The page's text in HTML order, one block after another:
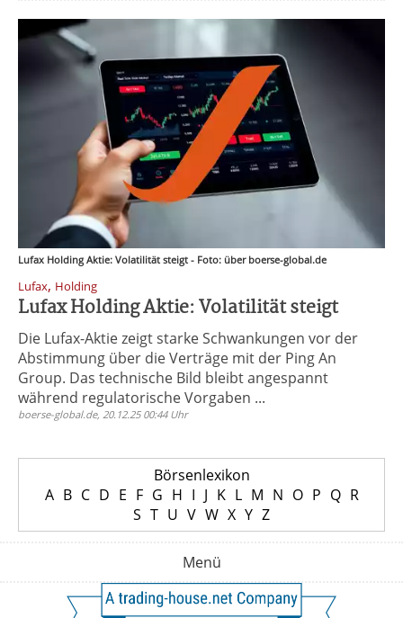
Lufax Holding Aktie: Volatilität steigt - Foto: über boerse-global.de
Lufax, Holding
Lufax Holding Aktie: Volatilität steigt
Die Lufax-Aktie zeigt starke Schwankungen vor der
Abstimmung über die Verträge mit der Ping An
Group. Das technische Bild bleibt angespannt
während regulatorische Vorgaben ...
boerse-global.de, 20.12.25 00:44 Uhr
Börsenlexikon
A B C D E F G H I J K L M N O P Q R
S T U V W X Y Z
Menü